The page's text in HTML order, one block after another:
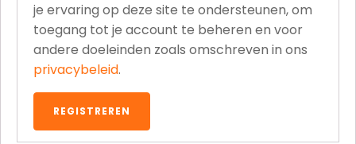
je ervaring op deze site te ondersteunen, om
toegang tot je account te beheren en voor
andere doeleinden zoals omschreven in ons
privacybeleid.
REGISTREREN